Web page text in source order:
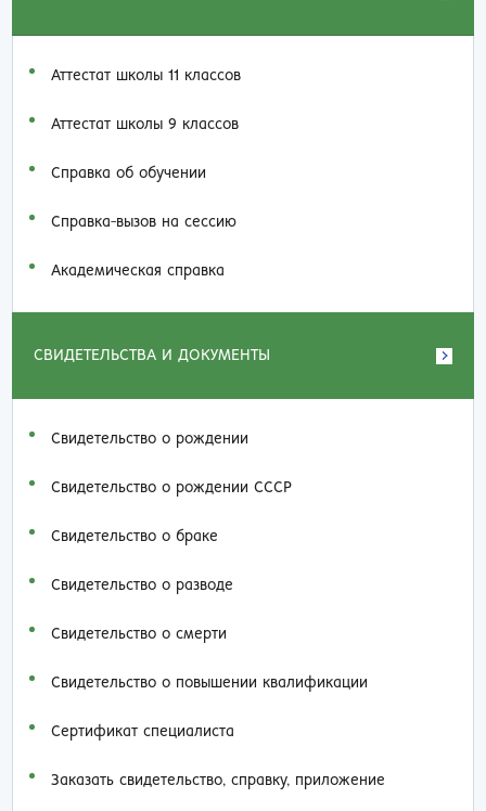
Аттестат школы 11 классов
Аттестат школы 9 классов
Справка об обучении
Справка-вызов на сессию
Академическая справка
СВИДЕТЕЛЬСТВА И ДОКУМЕНТЫ
Свидетельство о рождении
Свидетельство о рождении СССР
Свидетельство о браке
Свидетельство о разводе
Свидетельство о смерти
Свидетельство о повышении квалификации
Сертификат специалиста
Заказать cвидетельство, справку, приложение